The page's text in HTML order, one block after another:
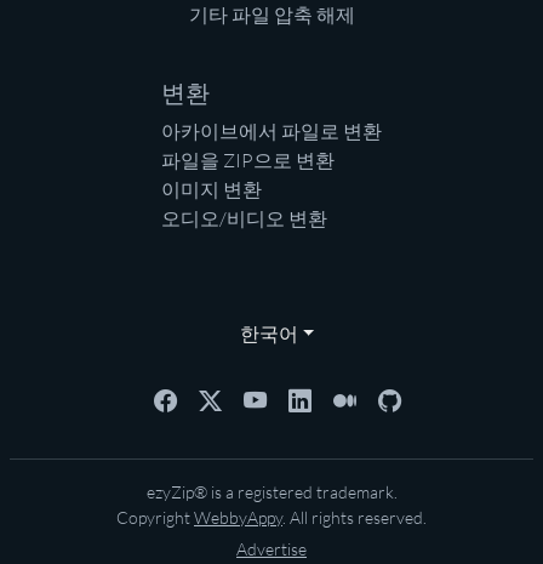
기타 파일 압축 해제
변환
아카이브에서 파일로 변환
파일을 ZIP으로 변환
이미지 변환
오디오/비디오 변환
한국어
ezyZip® is a registered trademark.
CopyrightWebbyAppy. All rights reserved.
Advertise